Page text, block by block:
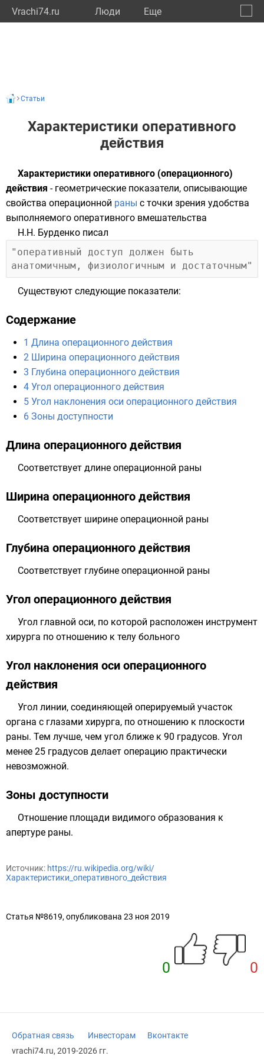
Vrachi74.ru Люди Eще
Статьи
Характеристики оперативного
действия
Характеристики оперативного (операционного)
действия - геометрические показатели, описывающие
свойства операционной раны с точки зрения удобства
выполняемого оперативного вмешательства
Н.Н. Бурденко писал
"оперативный доступ должен быть
Существуют следующие показатели:
Содержание
1 Длина операционного действия
2 Ширина операционного действия
3 Глубина операционного действия
4 Угол операционного действия
5 Угол наклонения оси операционного действия
6 Зоны доступности
Длина операционного действия
Соответствует длине операционной раны
Ширина операционного действия
Соответствует ширине операционной раны
Глубина операционного действия
Соответствует глубине операционной раны
Угол операционного действия
Угол главной оси, по которой расположен инструмент
хирурга по отношению к телу больного
Угол наклонения оси операционного
действия
Угол линии, соединяющей оперируемый участок
органа с глазами хирурга, по отношению к плоскости
раны. Тем лучше, чем угол ближе к 90 градусов. Угол
менее 25 градусов делает операцию практически
невозможной.
Зоны доступности
Отношение площади видимого образования к
апертуре раны.
Источник: https://ru.wikipedia.org/wiki/
Характеристики_оперативного_действия
Статья №8619, опубликована 23 ноя 2019
0 0
Обратная связь Инвесторам
Вконтакте
vrachi74.ru, 2019-2026 гг.